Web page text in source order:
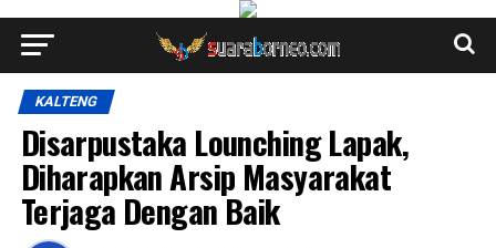
KALTENG
Disarpustaka Lounching Lapak,
Diharapkan Arsip Masyarakat
Terjaga Dengan Baik